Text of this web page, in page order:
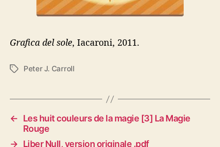
Grafica del sole, Iacaroni, 2011.
É
q
e
t
Peter J. Carroll
←
Les huit couleurs de la magie [3] La Magie
Rouge
→ Liber Null, version originale .pdf